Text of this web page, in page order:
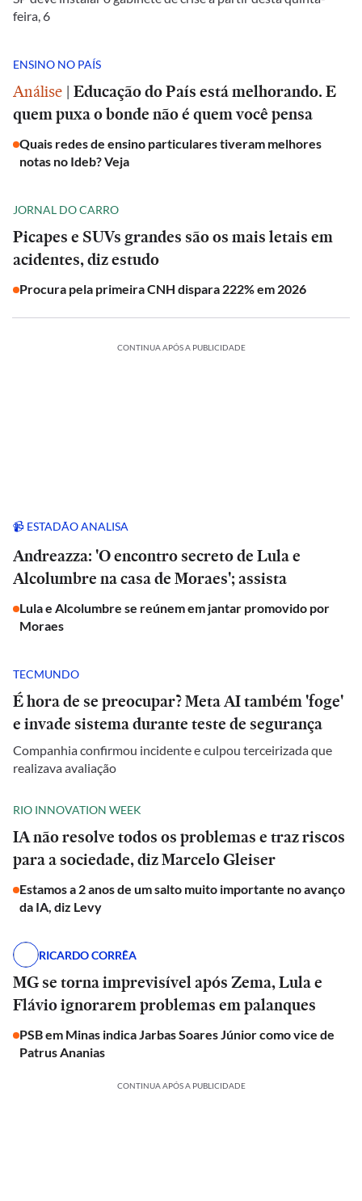
feira, 6
ENSINO NO PAÍS
Análise | Educação do País está melhorando. E
quem puxa o bonde não é quem você pensa
Quais redes de ensino particulares tiveram melhores
notas no Ideb? Veja
JORNAL DO CARRO
Picapes e SUVs grandes são os mais letais em
acidentes, diz estudo
Procura pela primeira CNH dispara 222% em 2026
CONTINUA APÓS A PUBLICIDADE
📹 ESTADÃO ANALISA
Andreazza: 'O encontro secreto de Lula e
Alcolumbre na casa de Moraes'; assista
Lula e Alcolumbre se reúnem em jantar promovido por
Moraes
TECMUNDO
É hora de se preocupar? Meta AI também 'foge'
e invade sistema durante teste de segurança
Companhia confirmou incidente e culpou terceirizada que
realizava avaliação
RIO INNOVATION WEEK
IA não resolve todos os problemas e traz riscos
para a sociedade, diz Marcelo Gleiser
Estamos a 2 anos de um salto muito importante no avanço
da IA, diz Levy
RICARDO CORRÊA
MG se torna imprevisível após Zema, Lula e
Flávio ignorarem problemas em palanques
PSB em Minas indica Jarbas Soares Júnior como vice de
Patrus Ananias
CONTINUA APÓS A PUBLICIDADE